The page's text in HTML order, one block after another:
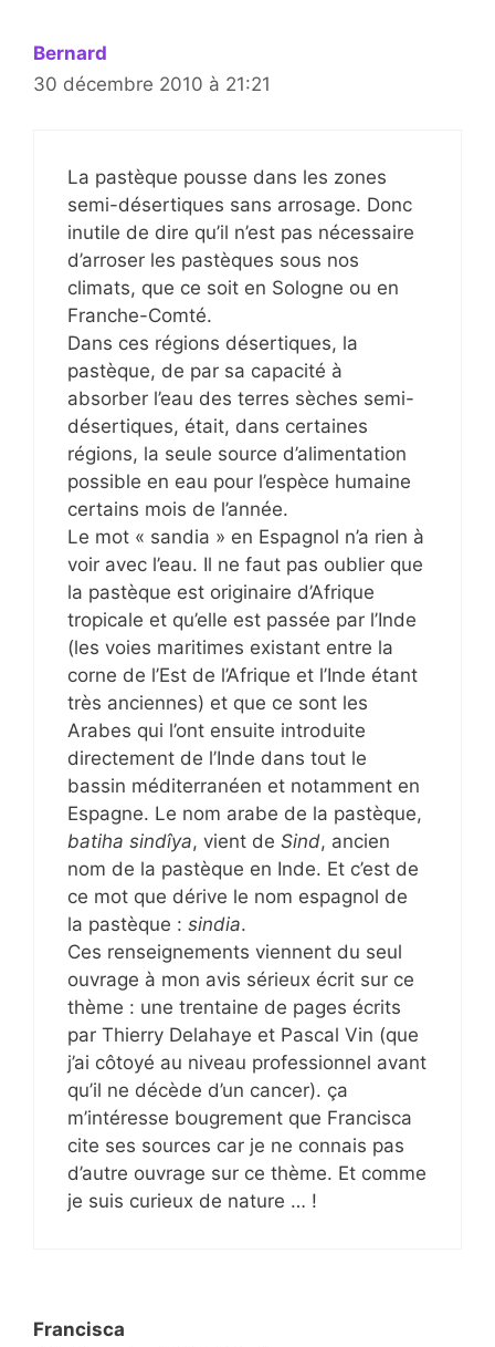
Bernard
30 décembre 2010 à 21:21
La pastèque pousse dans les zones
semi-désertiques sans arrosage. Donc
inutile de dire qu’il n’est pas nécessaire
d’arroser les pastèques sous nos
climats, que ce soit en Sologne ou en
Franche-Comté.
Dans ces régions désertiques, la
pastèque, de par sa capacité à
absorber l’eau des terres sèches semi-
désertiques, était, dans certaines
régions, la seule source d’alimentation
possible en eau pour l’espèce humaine
certains mois de l’année.
Le mot « sandia » en Espagnol n’a rien à
voir avec l’eau. Il ne faut pas oublier que
la pastèque est originaire d’Afrique
tropicale et qu’elle est passée par l’Inde
(les voies maritimes existant entre la
corne de l’Est de l’Afrique et l’Inde étant
très anciennes) et que ce sont les
Arabes qui l’ont ensuite introduite
directement de l’Inde dans tout le
bassin méditerranéen et notamment en
Espagne. Le nom arabe de la pastèque,
batiha sindîya, vient de Sind, ancien
nom de la pastèque en Inde. Et c’est de
ce mot que dérive le nom espagnol de
la pastèque : sindia.
Ces renseignements viennent du seul
ouvrage à mon avis sérieux écrit sur ce
thème : une trentaine de pages écrits
par Thierry Delahaye et Pascal Vin (que
j’ai côtoyé au niveau professionnel avant
qu’il ne décède d’un cancer). ça
m’intéresse bougrement que Francisca
cite ses sources car je ne connais pas
d’autre ouvrage sur ce thème. Et comme
je suis curieux de nature … !
Francisca